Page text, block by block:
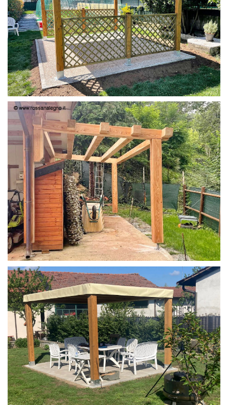
PERGOLA 4X3
STRUTTURA IN LARICE U/F CON INCASTRI
PERGOLA